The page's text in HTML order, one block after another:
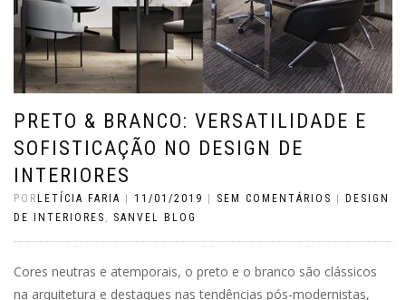
PRETO & BRANCO: VERSATILIDADE E
SOFISTICAÇÃO NO DESIGN DE
INTERIORES
PORLETÍCIA FARIA | 11/01/2019 | SEM COMENTÁRIOS | DESIGN
DE INTERIORES
SANVEL BLOG
Cores neutras e atemporais, o preto e o branco são clássicos
na arquitetura e destaques nas tendências pós-modernistas,